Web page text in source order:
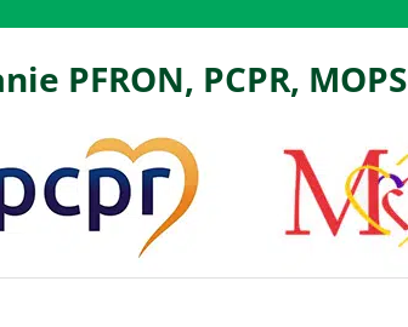
PFRON, PCPR, MOPS